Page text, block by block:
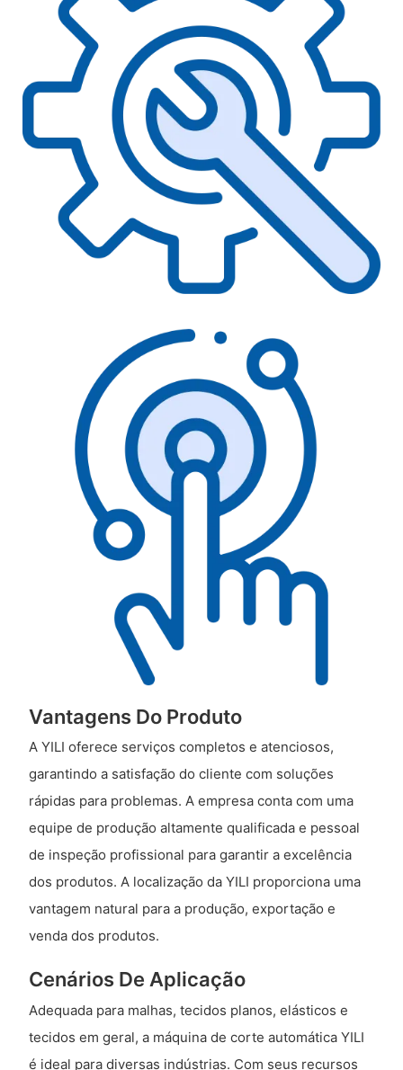
Vantagens Do Produto
A YILI oferece serviços completos e atenciosos,
garantindo a satisfação do cliente com soluções
rápidas para problemas. A empresa conta com uma
equipe de produção altamente qualificada e pessoal
de inspeção profissional para garantir a excelência
dos produtos. A localização da YILI proporciona uma
vantagem natural para a produção, exportação e
venda dos produtos.
Cenários De Aplicação
Adequada para malhas, tecidos planos, elásticos e
tecidos em geral, a máquina de corte automática YILI
é ideal para diversas indústrias. Com seus recursos